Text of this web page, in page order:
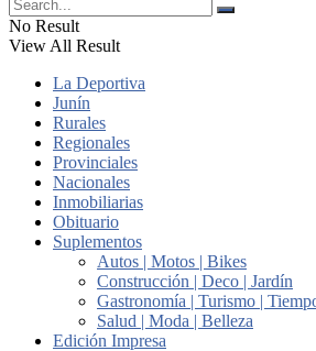
No Result
View All Result
La Deportiva
Junín
Rurales
Regionales
Provinciales
Nacionales
Inmobiliarias
Obituario
Suplementos
Autos | Motos | Bikes
Construcción | Deco | Jardín
Gastronomía | Turismo |
Salud | Moda | Belleza
Edición Impresa